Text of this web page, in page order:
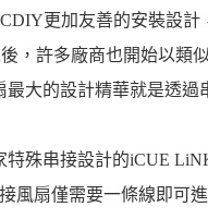
更加友善的安裝設
，許多廠商也開始以類
大的設計精華就是透
殊串接設計的iCUE
風扇僅需要一條線即可